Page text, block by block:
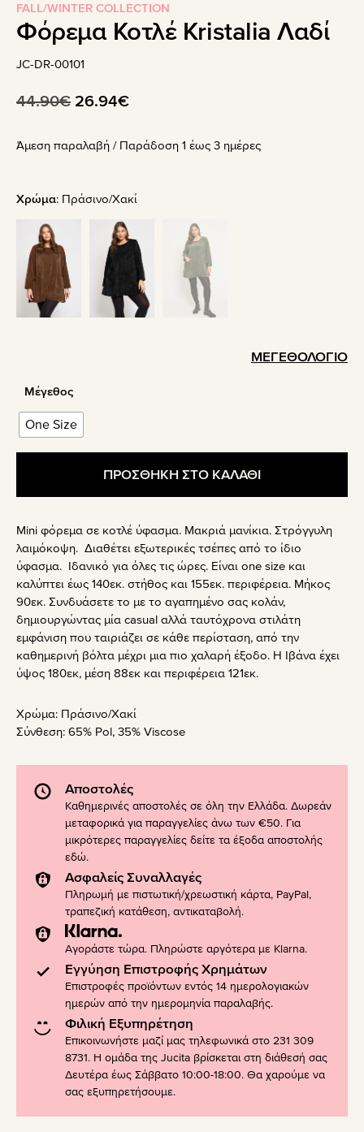
FALL/WINTER COLLECTION
Φόρεμα Κοτλέ Kristalia Λαδί
JC-DR-00101
44.90€ Original
was:
26.94€Η
τιμή
26.94€.
Άμεση παραλαβή / Παράδoση 1 έως 3 ημέρες
Χρώμα: Πράσινο/Χακί
ΜΕΓΕΘΟΛΟΓΙΟ
Μέγεθος
One Size
ΠΡΟΣΘΗΚΗ ΣΤΟ ΚΑΛΑΘΙ
Mini φόρεμα σε κοτλέ ύφασμα. Μακριά μανίκια. Στρόγγυλη
λαιμόκοψη. Διαθέτει εξωτερικές τσέπες από το ίδιο
ύφασμα. Ιδανικό για όλες τις ώρες. Είναι one size και
καλύπτει έως 140εκ. στήθος και 155εκ. περιφέρεια. Μήκος
90εκ. Συνδυάσετε το με το αγαπημένο σας κολάν,
δημιουργώντας μία casual αλλά ταυτόχρονα στιλάτη
εμφάνιση που ταιριάζει σε κάθε περίσταση, από την
καθημερινή βόλτα μέχρι μια πιο χαλαρή έξοδο. Η Ιβάνα έχει
ύψος 180εκ, μέση 88εκ και περιφέρεια 121εκ.
Χρώμα: Πράσινο/Χακί
Σύνθεση: 65% Pol, 35% Viscose
Αποστολές
Καθημερινές αποστολές σε όλη την Ελλάδα. Δωρεάν
μεταφορικά για παραγγελίες άνω των €50. Για
μικρότερες παραγγελίες δείτε τα έξοδα αποστολής
εδώ.
Ασφαλείς Συναλλαγές
Πληρωμή με πιστωτική/χρεωστική κάρτα, PayPal,
τραπεζική κατάθεση, αντικαταβολή.
Αγοράστε τώρα. Πληρώστε αργότερα με Klarna.
Εγγύηση Επιστροφής Χρημάτων
Επιστροφές προϊόντων εντός 14 ημερολογιακών
ημερών από την ημερομηνία παραλαβής.
Φιλική Εξυπηρέτηση
Επικοινωνήστε μαζί μας τηλεφωνικά στο 231 309
8731. Η ομάδα της Jucita βρίσκεται στη διάθεσή σας
Δευτέρα έως Σάββατο 10:00-18:00. Θα χαρούμε να
σας εξυπηρετήσουμε.